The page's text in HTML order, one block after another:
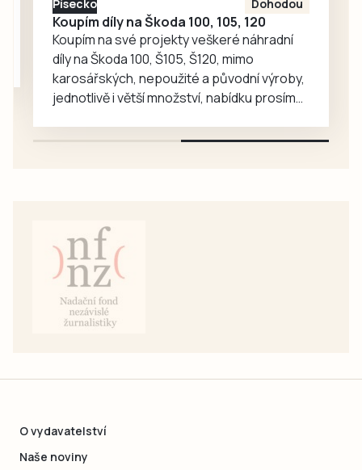
Bučoková.
Písecko Dohodou
Koupím díly na Škoda 100, 105, 120
Koupím na své projekty veškeré náhradní
díly na Škoda 100, Š105, Š120, mimo
karosářských, nepoužité a původní výroby,
jednotlivě i větší množství, nabídku prosím
O vydavatelství
Naše noviny